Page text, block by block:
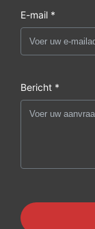
E-mail *
Bericht *